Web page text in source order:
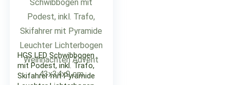
HGS LED Schwibbogen
mit Podest, inkl. Trafo,
Skifahrer mit Pyramide